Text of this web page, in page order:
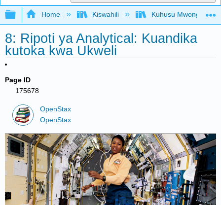
Expand/collapse global hierarchy
Home Kiswahili Kuhusu Mwongozo
8: Ripoti ya Analytical: Kuandika
kutoka kwa Ukweli
Page ID
175678
OpenStax
OpenStax